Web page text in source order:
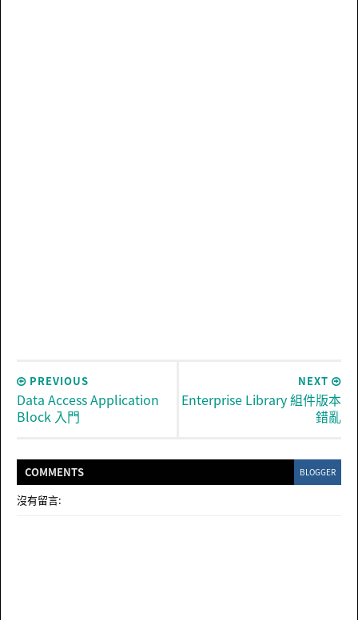
NEXT
Enterprise Library 組件版本
錯亂
PREVIOUS
Data Access Application
Block 入門
COMMENTS BLOGGER
沒有留言: